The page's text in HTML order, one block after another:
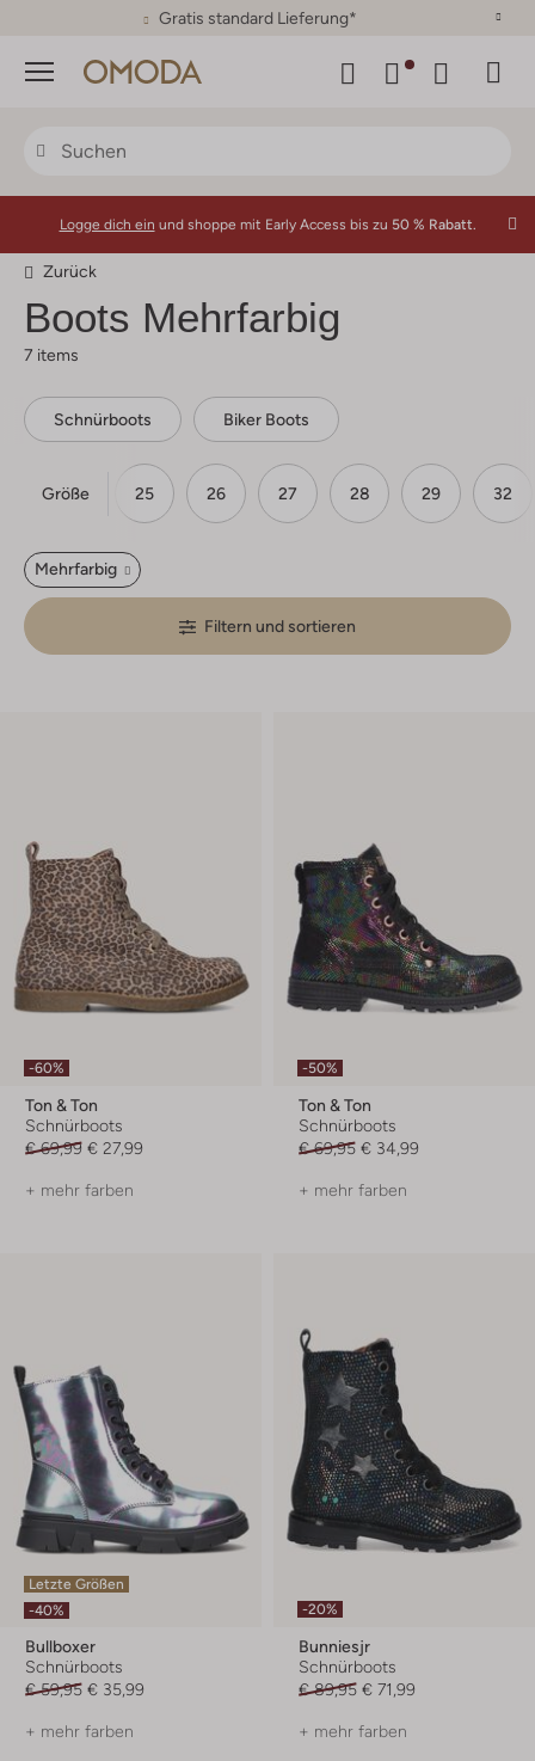
30 Tage Rückgaberecht
Menü
Logge dich ein und shoppe mit Early Access bis zu 50 % Rabatt.
Zurück
Boots Mehrfarbig
7 items
Schnürboots Biker Boots
Größe
24 25 26 27 28 29 32
Mehrfarbig
Filtern und sortieren
-60%
Ton & Ton
Schnürboots
€ 69,99 € 27,99
+ mehr farben
-50%
Ton & Ton
Schnürboots
€ 69,95 € 34,99
+ mehr farben
Letzte Größen
-40%
Bullboxer
Schnürboots
€ 59,95 € 35,99
+ mehr farben
-20%
Bunniesjr
Schnürboots
€ 89,95 € 71,99
+ mehr farben